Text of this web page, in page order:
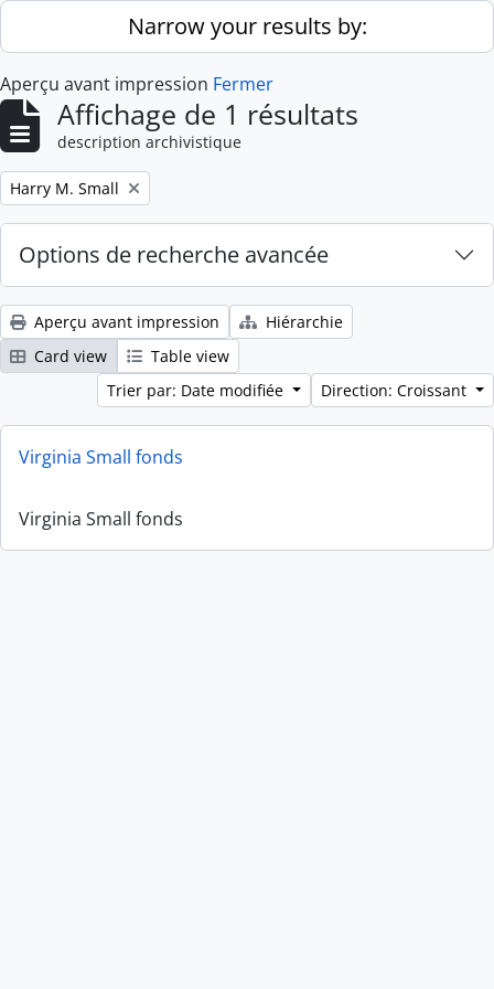
Skip to main contentNarrow your results by:
Aperçu avant impression Fermer
Affichage de 1 résultats
description archivistique
Remove filter:
Harry M. Small
Options de recherche avancée
Aperçu avant impression
Hiérarchie
Card view
Table view
Trier par: Date modifiée
Direction: Croissant
Virginia Small fonds
Virginia Small fonds